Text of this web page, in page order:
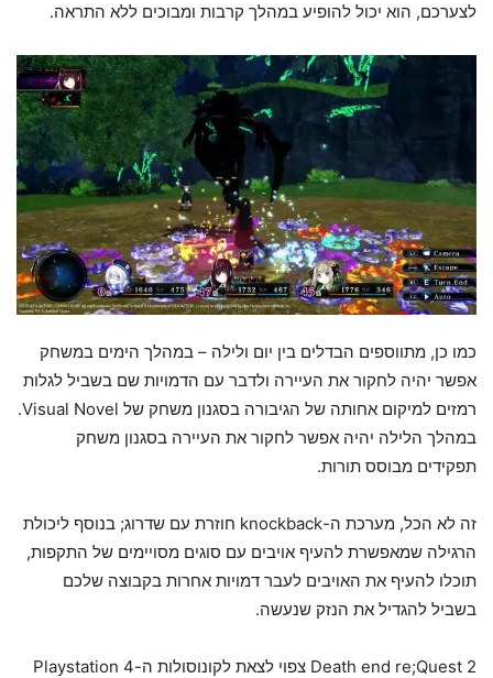
לצערכם, הוא יכול להופיע במהלך קרבות ומבוכים ללא התראה.
כמו כן, מתווספים הבדלים בין יום ולילה – במהלך הימים במשחק
אפשר יהיה לחקור את העיירה ולדבר עם הדמויות שם בשביל לגלות
רמזים למיקום אחותה של הגיבורה בסגנון משחק של Visual Novel.
במהלך הלילה יהיה אפשר לחקור את העיירה בסגנון משחק
תפקידים מבוסס תורות.
זה לא הכל, מערכת ה-knockback חוזרת עם שדרוג; בנוסף ליכולת
הרגילה שמאפשרת להעיף אויבים עם סוגים מסויימים של התקפות,
תוכלו להעיף את האויבים לעבר דמויות אחרות בקבוצה שלכם
בשביל להגדיל את הנזק שנעשה.
Death end re;Quest 2 צפוי לצאת לקונוסולות ה-Playstation 4